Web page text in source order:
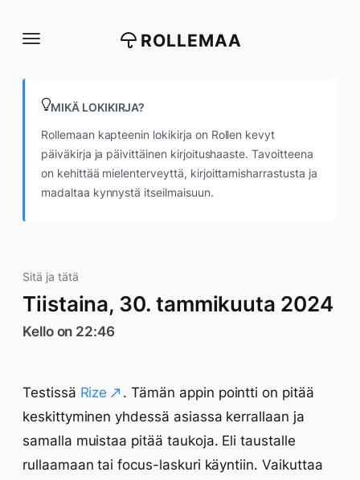
suoraan
ROLLEMAA
MIKÄ LOKIKIRJA?
Rollemaan kapteenin lokikirja on Rollen kevyt
päiväkirja ja päivittäinen kirjoitushaaste. Tavoitteena
on kehittää mielenterveyttä, kirjoittamisharrastusta ja
madaltaa kynnystä itseilmaisuun.
Sitä ja tätä
Tiistaina, 30. tammikuuta 2024
Kello on 22:46
Testissä Rize
. Tämän appin pointti on pitää
keskittyminen yhdessä asiassa kerrallaan ja
samalla muistaa pitää taukoja. Eli taustalle
rullaamaan tai focus-laskuri käyntiin. Vaikuttaa